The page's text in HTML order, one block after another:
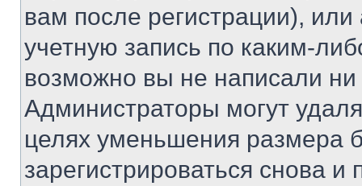
вам после регистрации),
учетную запись по каким-
возможно вы не написали
Администраторы могут
целях уменьшения размера
зарегистрироваться снова и